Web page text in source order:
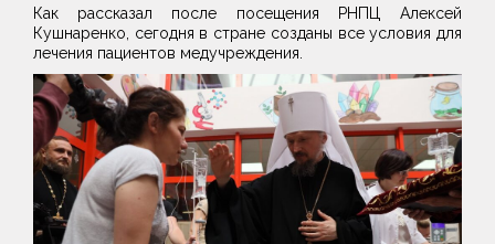
Как рассказал после посещения РНПЦ Алексей
Кушнаренко, сегодня в стране созданы все условия для
лечения пациентов медучреждения.